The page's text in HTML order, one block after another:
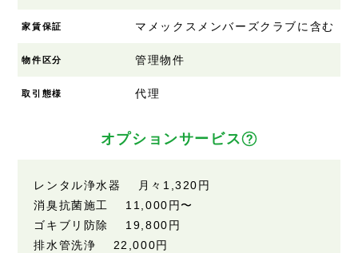
家賃保証 マメックスメンバーズクラブに含む
物件区分 管理物件
取引態様 代理
オプションサービス
レンタル浄水器 月々 1,320円
消臭抗菌施工 11,000円 〜
ゴキブリ防除 19,800円
排水管洗浄 22,000円